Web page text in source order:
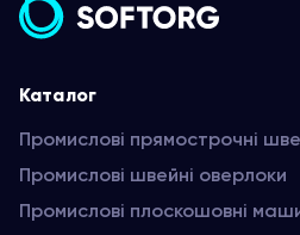
Каталог
Промислові прямострочні
Промислові швейні оверлоки
Промислові плоскошовні